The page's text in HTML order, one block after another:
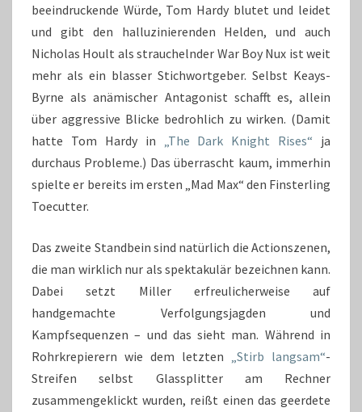
beeindruckende Würde, Tom Hardy blutet und leidet
und gibt den halluzinierenden Helden, und auch
Nicholas Hoult als strauchelnder War Boy Nux ist weit
mehr als ein blasser Stichwortgeber. Selbst Keays-
Byrne als anämischer Antagonist schafft es, allein
über aggressive Blicke bedrohlich zu wirken. (Damit
hatte Tom Hardy in
„The Dark Knight Rises“ ja
durchaus Probleme.) Das überrascht kaum, immerhin
spielte er bereits im ersten „Mad Max“ den Finsterling
Toecutter.
Das zweite Standbein sind natürlich die Actionszenen,
die man wirklich nur als spektakulär bezeichnen kann.
Dabei setzt Miller erfreulicherweise auf
handgemachte Verfolgungsjagden und
Kampfsequenzen – und das sieht man. Während in
Rohrkrepierern wie dem letzten
„Stirb langsam“-
Streifen selbst Glassplitter am Rechner
zusammengeklickt wurden, reißt einen das geerdete